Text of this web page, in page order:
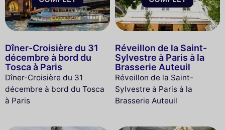
Dîner-Croisière du 31
décembre à bord du
Tosca à Paris
Dîner-Croisière du 31
décembre à bord du Tosca
à Paris
Réveillon de la Saint-
Sylvestre à Paris à la
Brasserie Auteuil
Réveillon de la Saint-
Sylvestre à Paris à la
Brasserie Auteuil